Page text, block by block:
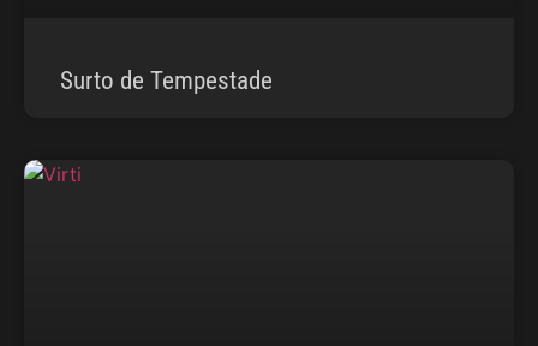
Surto de Tempestade